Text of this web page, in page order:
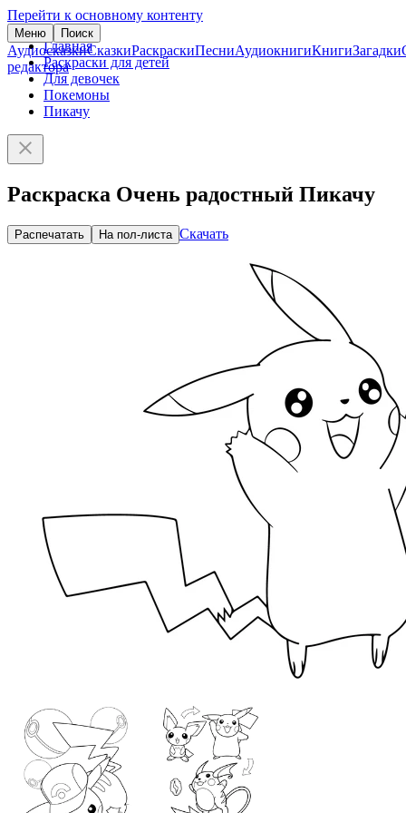
Перейти к основному контенту
Меню Поиск
АудиосказкиСказкиРаскраскиПесниАудиокнигиКнигиЗагадки
редактора
Главная
Раскраски для детей
Для девочек
Покемоны
Пикачу
Раскраска Очень радостный Пикачу
Распечатать На пол-листа Скачать